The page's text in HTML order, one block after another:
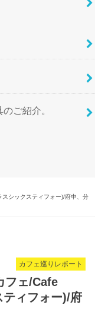
ご紹介。
シックスティフォー)/府中、分
カフェ巡りレポート
フェ/Cafe
ィフォー)/府